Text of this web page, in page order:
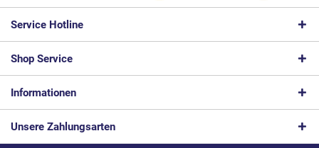
Service Hotline
Shop Service
Informationen
Unsere Zahlungsarten